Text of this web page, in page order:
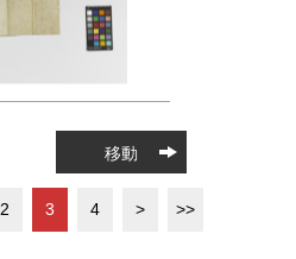
移動
2 3 4 > >>